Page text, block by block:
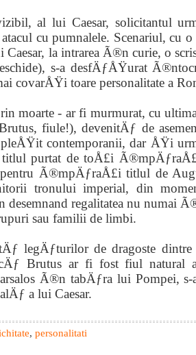
al lui Caesar, solicitantul
cu pumnalele. Scenariul, cu
la intrarea Ã®n curie, o
s-a desfÄƒÅŸurat
covarÅŸi toare personalitate a
moarte - ar fi murmurat, cu
fiule!), devenitÄƒ de
contemporanii, dar ÅŸi
purtat de toÅ£i
pentru Ã®mpÄƒraÅ£i titlul de
tronului imperial, din
desemnand regalitatea nu numai
sau familii de limbi.
legÄƒturilor de dragoste
Brutus ar fi fost fiul natural
Ã®n tabÄƒra lui Pompei,
a lui Caesar.
, personalitati